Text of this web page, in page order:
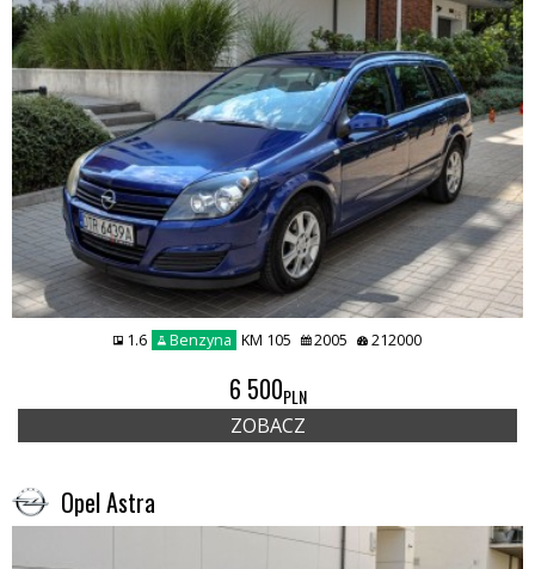
1.6 Benzyna KM 105 2005 212000
6 500PLN
ZOBACZ
Opel Astra